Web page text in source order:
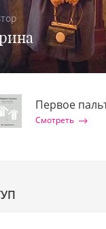
Первое
Смотреть